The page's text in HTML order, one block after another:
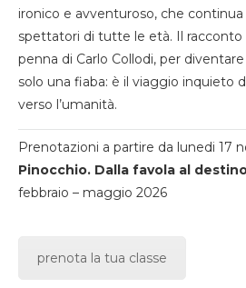
ironico e avventuroso, che continua
spettatori di tutte le età. Il racconto
penna di Carlo Collodi, per
solo una fiaba: è il viaggio inquieto
verso l’umanità.
Prenotazioni a partire da lunedi 17
Pinocchio. Dalla favola al
febbraio – maggio 2026
prenota la tua classe